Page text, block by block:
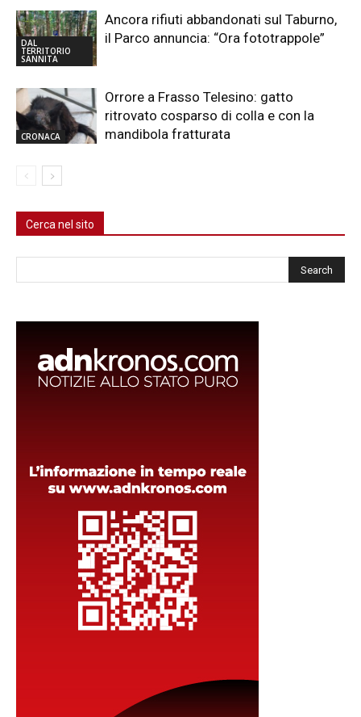
DAL
TERRITORIO
SANNITA
Ancora rifiuti abbandonati sul Taburno,
il Parco annuncia: “Ora fototrappole”
CRONACA
Orrore a Frasso Telesino: gatto
ritrovato cosparso di colla e con la
mandibola fratturata
Cerca nel sito